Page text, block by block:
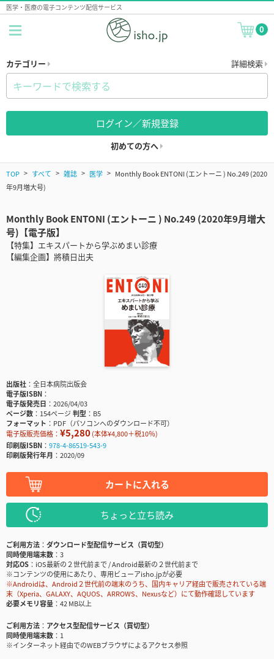
医学・医療の電子コンテンツ配信サービス
0
カテゴリー 詳細検索
ログイン／新規登録
初めての方へ
TOP すべて 雑誌 医学
Monthly Book ENTONI (エントーニ ) No.249 (2020
年9月増大号)
Monthly Book ENTONI (エントーニ ) No.249 (2020年9月増大
号)【電子版】
【特集】エキスパートから学ぶめまい診療
【編集企画】將積日出夫
出版社
全日本病院出版会
電子版ISBN
電子版発売日
2026/04/03
ページ数
154ページ判型
B5
フォーマット
PDF（パソコンへのダウンロード不可）
電子版販売価格： ¥5,280(本体¥4,800＋税10％)
印刷版ISBN
978-4-86519-543-9
印刷版発行年月
2020/09
カートに入れる
ちょっと立ち読み
ご利用方法
ダウンロード型配信サービス（買切型）
同時使用端末数
3
対応OS
iOS最新の２世代前まで / Android最新の２世代前まで
※コンテンツの使用にあたり、専用ビューアisho.jpが必要
※Androidは、Android２世代前の端末のうち、国内キャリア経由で販売されている端
末（Xperia、GALAXY、AQUOS、ARROWS、Nexusなど）にて動作確認しています
必要メモリ容量
42 MB以上
ご利用方法
アクセス型配信サービス（買切型）
同時使用端末数
1
※インターネット経由でのWEBブラウザによるアクセス参照